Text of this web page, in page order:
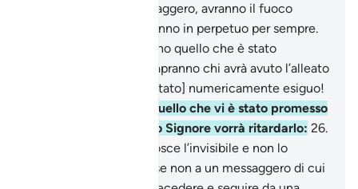
ad Allah e al Suo Messaggero, avranno il fuoco
dell’Inferno e vi rimarranno in perpetuo per sempre.
Quando poi vedranno quello che è stato
promesso loro, allora sapranno chi avrà avuto l’alleato
più debole e [chi sarà stato] numericamente esiguo!
Di’: «Io non so se quello che vi è stato promesso
è imminente o se il mio Signore vorrà ritardarlo: 26.
[Egli è] Colui Che conosce l’invisibile e non lo
se non a un messaggero di cui